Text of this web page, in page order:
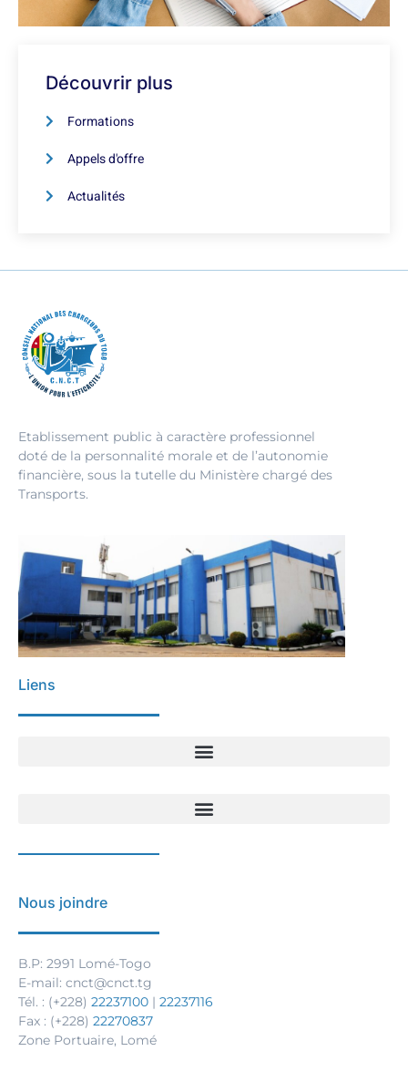
Découvrir plus
Formations
Appels d'offre
Actualités
Etablissement public à caractère professionnel
doté de la personnalité morale et de l’autonomie
financière, sous la tutelle du Ministère chargé des
Transports.
Liens
Nous joindre
B.P: 2991 Lomé-Togo
E-mail: cnct@cnct.tg
Tél. : (+228) 22237100 | 22237116
Fax : (+228) 22270837
Zone Portuaire, Lomé